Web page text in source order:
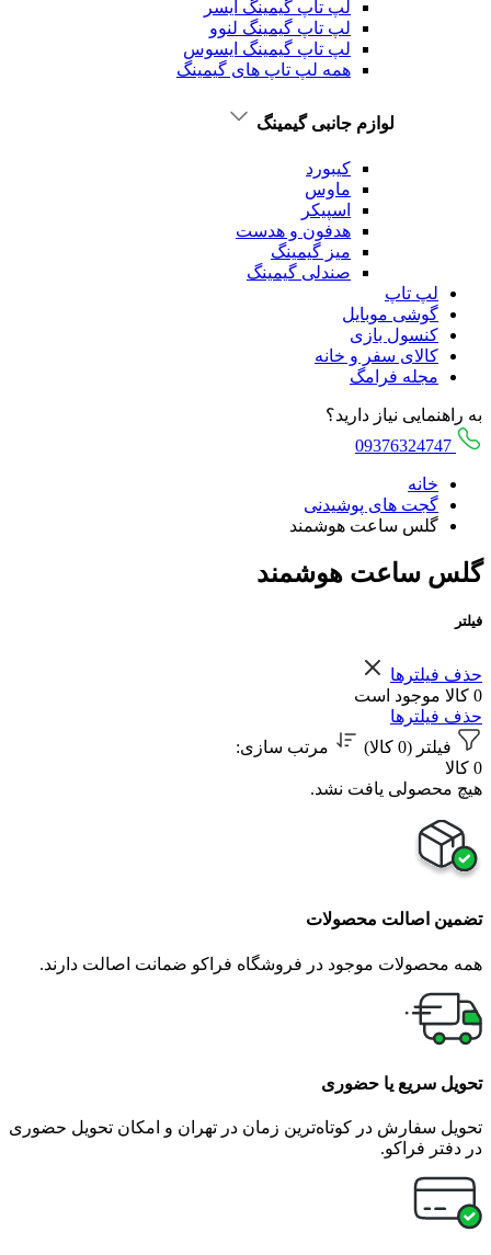
لپ تاپ گیمینگ ایسر
لپ تاپ گیمینگ لنوو
لپ تاپ گیمینگ ایسوس
همه لپ تاپ های گیمینگ
لوازم جانبی گیمینگ
کیبورد
ماوس
اسپیکر
هدفون و هدست
میز گیمینگ
صندلی گیمینگ
لپ تاپ
گوشی موبایل
کنسول بازی
کالای سفر و خانه
مجله فرامگ
به راهنمایی نیاز دارید؟
خانه
گجت های پوشیدنی
گلس ساعت هوشمند
گلس ساعت هوشمند
فیلتر
حذف فیلترها
0 کالا موجود است
حذف فیلترها
فیلتر (0 کالا)
مرتب سازی:
0 کالا
هیچ محصولی یافت نشد.
تضمین اصالت محصولات
همه محصولات موجود در فروشگاه فراکو ضمانت اصالت دارند.
تحویل سریع یا حضوری
تحویل سفارش در کوتاه‌ترین زمان در تهران و امکان تحویل حضوری
در دفتر فراکو.